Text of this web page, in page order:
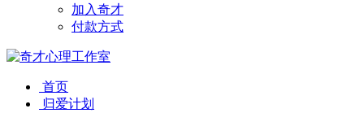
加入奇才
付款方式
首页
归爱计划